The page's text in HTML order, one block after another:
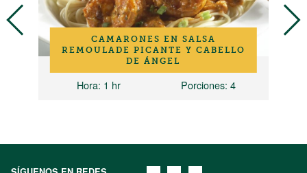
CAMARONES EN SALSA
REMOULADE PICANTE Y CABELLO
DE ÁNGEL
Hora: 1 hr Porciones: 4